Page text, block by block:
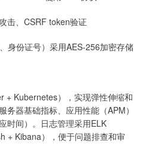
击、CSRF token验证
身份证号）采用AES-256加密存储
+ Kubernetes），实现弹性伸缩和
器基础指标、应用性能（APM）
时间）。日志管理采用ELK
+ Kibana），便于问题排查和审